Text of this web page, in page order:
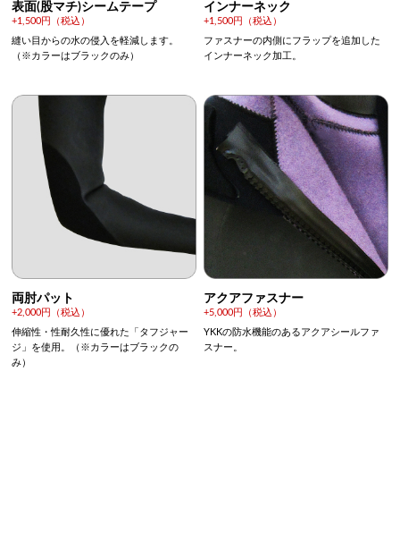
表面(股マチ)シームテープ
+1,500円（税込）
縫い目からの水の侵入を軽減します。
（※カラーはブラックのみ）
インナーネック
+1,500円（税込）
ファスナーの内側にフラップを追加した
インナーネック加工。
両肘パット
+2,000円（税込）
伸縮性・性耐久性に優れた「タフジャー
ジ」を使用。（※カラーはブラックの
み）
アクアファスナー
+5,000円（税込）
YKKの防水機能のあるアクアシールファ
スナー。